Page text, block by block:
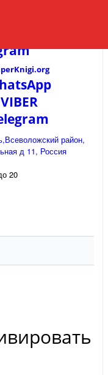
org
район,
д 11, Россия
20